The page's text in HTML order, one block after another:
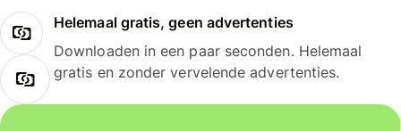
Helemaal gratis, geen advertenties
Downloaden in een paar seconden. Helemaal
gratis en zonder vervelende advertenties.